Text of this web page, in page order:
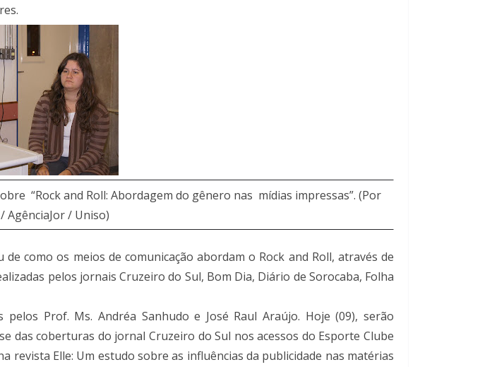
“Rock and Roll: Abordagem do gênero nas mídias impressas”. (Por
/ Uniso)
como os meios de comunicação abordam o Rock and Roll, através de
pelos jornais Cruzeiro do Sul, Bom Dia, Diário de Sorocaba, Folha
Prof. Ms. Andréa Sanhudo e José Raul Araújo. Hoje (09), serão
das coberturas do jornal Cruzeiro do Sul nos acessos do Esporte Clube
revista Elle: Um estudo sobre as influências da publicidade nas matérias